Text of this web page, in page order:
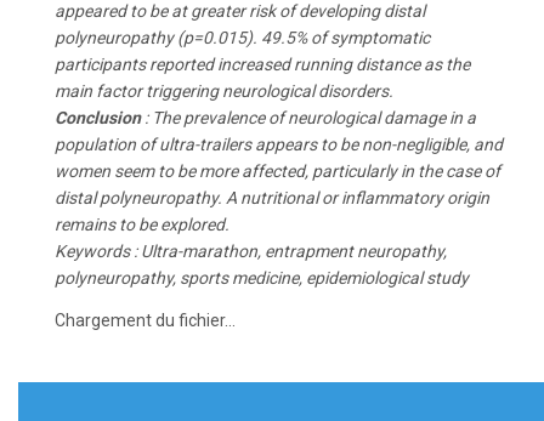
appeared to be at greater risk of developing distal
polyneuropathy (p=0.015). 49.5% of symptomatic
participants reported increased running distance as the
main factor triggering neurological disorders.
Conclusion: The prevalence of neurological damage in a
population of ultra-trailers appears to be non-negligible, and
women seem to be more affected, particularly in the case of
distal polyneuropathy. A nutritional or inflammatory origin
remains to be explored.
Keywords : Ultra-marathon, entrapment neuropathy,
polyneuropathy, sports medicine, epidemiological study
Chargement du fichier...